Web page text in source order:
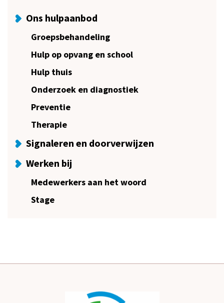
Ons hulpaanbod
Groepsbehandeling
Hulp op opvang en school
Hulp thuis
Onderzoek en diagnostiek
Preventie
Therapie
Signaleren en doorverwijzen
Werken bij
Medewerkers aan het woord
Stage